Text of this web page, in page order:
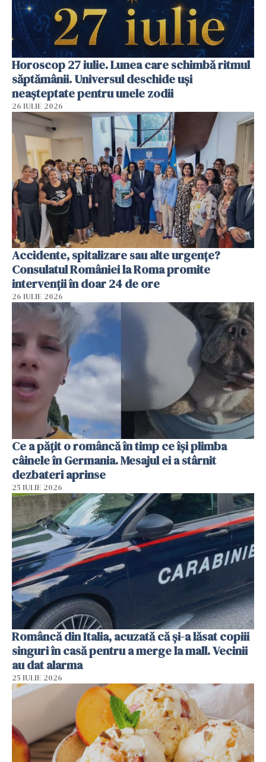
Horoscop 27 iulie. Lunea care schimbă ritmul
săptămânii. Universul deschide uși
neașteptate pentru unele zodii
26 IULIE 2026
Accidente, spitalizare sau alte urgențe?
Consulatul României la Roma promite
intervenții în doar 24 de ore
26 IULIE 2026
Ce a pățit o româncă în timp ce își plimba
câinele în Germania. Mesajul ei a stârnit
dezbateri aprinse
25 IULIE 2026
Româncă din Italia, acuzată că și-a lăsat copiii
singuri în casă pentru a merge la mall. Vecinii
au dat alarma
25 IULIE 2026